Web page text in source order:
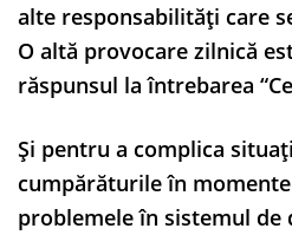
alte responsabilități care
O altă provocare zilnică
răspunsul la întrebarea
Și pentru a complica
cumpărăturile în
problemele în sistemul